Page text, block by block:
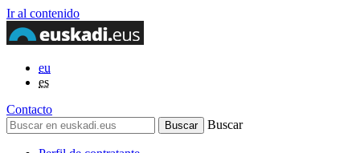
Ir al contenido
eu
es
Contacto
Buscar